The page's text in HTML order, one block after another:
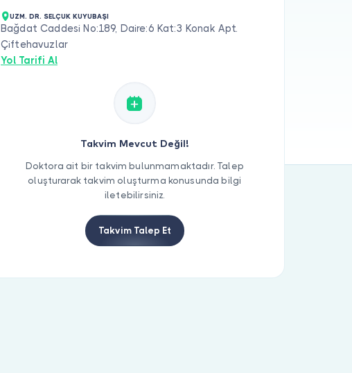
UZM. DR. SELÇUK KUYUBAŞI
Bağdat Caddesi No:189, Daire:6 Kat:3 Konak Apt.
Çiftehavuzlar
Yol Tarifi Al
Takvim Mevcut Değil!
Doktora ait bir takvim bulunmamaktadır. Talep
oluşturarak takvim oluşturma konusunda bilgi
iletebilirsiniz.
Takvim Talep Et